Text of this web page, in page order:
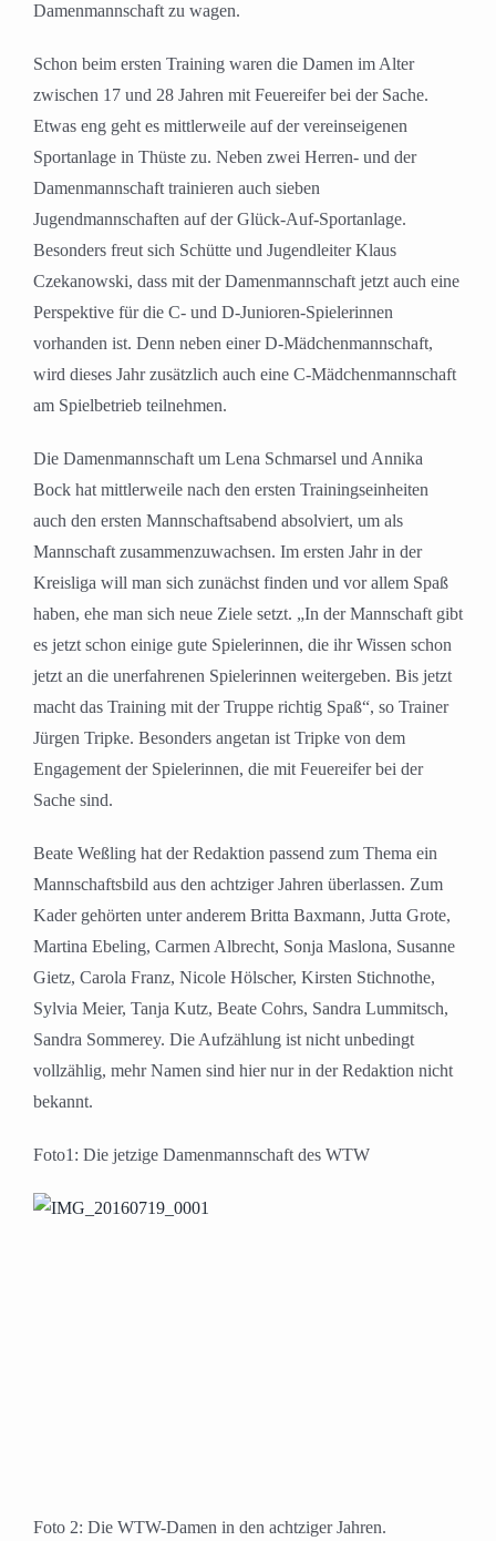
Damenmannschaft zu wagen.
Schon beim ersten Training waren die Damen im Alter
zwischen 17 und 28 Jahren mit Feuereifer bei der Sache.
Etwas eng geht es mittlerweile auf der vereinseigenen
Sportanlage in Thüste zu. Neben zwei Herren- und der
Damenmannschaft trainieren auch sieben
Jugendmannschaften auf der Glück-Auf-Sportanlage.
Besonders freut sich Schütte und Jugendleiter Klaus
Czekanowski, dass mit der Damenmannschaft jetzt auch eine
Perspektive für die C- und D-Junioren-Spielerinnen
vorhanden ist. Denn neben einer D-Mädchenmannschaft,
wird dieses Jahr zusätzlich auch eine C-Mädchenmannschaft
am Spielbetrieb teilnehmen.
Die Damenmannschaft um Lena Schmarsel und Annika
Bock hat mittlerweile nach den ersten Trainingseinheiten
auch den ersten Mannschaftsabend absolviert, um als
Mannschaft zusammenzuwachsen. Im ersten Jahr in der
Kreisliga will man sich zunächst finden und vor allem Spaß
haben, ehe man sich neue Ziele setzt. „In der Mannschaft gibt
es jetzt schon einige gute Spielerinnen, die ihr Wissen schon
jetzt an die unerfahrenen Spielerinnen weitergeben. Bis jetzt
macht das Training mit der Truppe richtig Spaß“, so Trainer
Jürgen Tripke. Besonders angetan ist Tripke von dem
Engagement der Spielerinnen, die mit Feuereifer bei der
Sache sind.
Beate Weßling hat der Redaktion passend zum Thema ein
Mannschaftsbild aus den achtziger Jahren überlassen. Zum
Kader gehörten unter anderem Britta Baxmann, Jutta Grote,
Martina Ebeling, Carmen Albrecht, Sonja Maslona, Susanne
Gietz, Carola Franz, Nicole Hölscher, Kirsten Stichnothe,
Sylvia Meier, Tanja Kutz, Beate Cohrs, Sandra Lummitsch,
Sandra Sommerey. Die Aufzählung ist nicht unbedingt
vollzählig, mehr Namen sind hier nur in der Redaktion nicht
bekannt.
Foto1: Die jetzige Damenmannschaft des WTW
Foto 2: Die WTW-Damen in den achtziger Jahren.